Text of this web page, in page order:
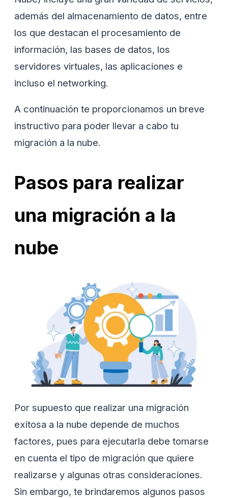
además del almacenamiento de datos, entre
los que destacan el procesamiento de
información, las bases de datos, los
servidores virtuales, las aplicaciones e
incluso el networking.
A continuación te proporcionamos un breve
instructivo para poder llevar a cabo tu
migración a la nube.
Pasos para realizar
una migración a la
nube
Por supuesto que realizar una migración
exitosa a la nube depende de muchos
factores, pues para ejecutarla debe tomarse
en cuenta el tipo de migración que quiere
realizarse y algunas otras consideraciones.
Sin embargo, te brindaremos algunos pasos